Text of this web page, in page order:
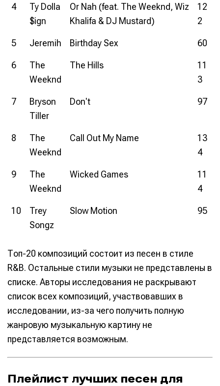
4
Ty Dolla
$ign
Or Nah (feat. The Weeknd, Wiz
Khalifa & DJ Mustard)
12
2
5 Jeremih Birthday Sex 60
6
The
Weeknd
The Hills
11
3
7
Bryson
Tiller
Don't 97
8
The
Weeknd
Call Out My Name
13
4
9
The
Weeknd
Wicked Games
11
4
10
Trey
Songz
Slow Motion 95
Топ-20 композиций состоит из песен в стиле
R&B. Остальные стили музыки не представлены в
списке. Авторы исследования не раскрывают
список всех композиций, участвовавших в
исследовании, из-за чего получить полную
жанровую музыкальную картину не
представляется возможным.
Плейлист лучших песен для